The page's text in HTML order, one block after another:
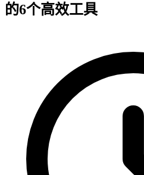
的6个高效工具